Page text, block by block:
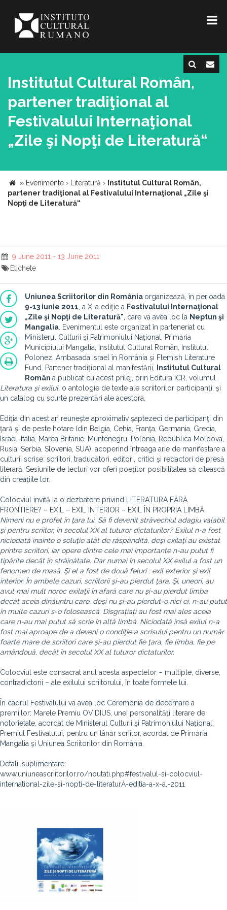
Institutul Cultural Român,
partener tradiţional al
Festivalului Internaţional
„Zile şi Nopţi de Literatură“
» Evenimente › Literatură › Institutul Cultural Român,
partener tradiţional al Festivalului Internaţional „Zile şi
Nopţi de Literatură“
9 June 2011 - 13 June 2011
Etichete
Uniunea Scriitorilor din România organizează, în perioada
9-13 iunie 2011 , a X-a ediţie a Festivalului Internaţional
„Zile şi Nopţi de Literatură" , care va avea loc la Neptun şi
Mangalia . Evenimentul este organizat în parteneriat cu
Ministerul Culturii şi Patrimoniului Naţional, Primăria
Municipiului Mangalia, Institutul Cultural Român, Institutul
Polonez, Ambasada Israel în România şi Flemish Literature
Fund. Partener tradiţional al manifestării,
Institutul Cultural
Român a publicat cu acest prilej, prin Editura ICR, volumul
Literatura şi exilul, o antologie de texte ale scriitorilor participanţi, şi
un catalog cu scurte prezentări ale acestora.
Ediţia din acest an reuneşte aproximativ şaptezeci de participanţi din
ţară şi de peste hotare (din Belgia, Cehia, Franţa, Germania, Grecia,
Israel, Italia, Marea Britanie, Muntenegru, Polonia, Republica Moldova,
Rusia, Serbia, Slovenia, SUA), acoperind întreaga arie de manifestare a
culturii scrise: scriitori, traducători, editori, critici şi redactori de presă
literară. Sesiunile de lecturi vor oferi poeţilor posibilitatea să citească
din creaţiile lor.
Colocviul invită la o dezbatere privind LITERATURA FĂRĂ
FRONTIERE? – EXIL – EXIL INTERIOR – EXIL ÎN PROPRIA LIMBĂ.
Nimeni nu e profet în ţara lui. Să fi devenit străvechiul adagiu valabil
şi pentru scriitor, în secolul XX al tuturor dictaturilor? Exilul n-a fost
niciodată înainte o soluţie atât de răspândită, deşi exilaţi au existat
printre scriitori, iar opere dintre cele mai importante n-au putut fi
tipărite decât în străinătate. Dar numai în secolul XX exilul a fost un
fenomen de masă. Şi el a fost de două feluri : exil exterior şi exil
interior. În ambele cazuri, scriitorii şi-au pierdut ţara. Şi, uneori, au
avut mai mult noroc exilaţii în afară care nu şi-au pierdut limba
decât aceia dinăuntru care, deşi nu şi-au pierdut-o nici ei, n-au putut
în multe cazuri s-o folosească. Disgraţiaţi au fost mai ales aceia
care n-au mai putut să scrie în altă limbă. Niciodată însă exilul n-a
fost mai aproape de a deveni o condiţie a scrisului pentru un număr
foarte mare de scriitori care şi-au pierdut fie ţara, fie limba, fie pe
amândouă, decât în secolul XX al tuturor dictaturilor.
Colocviul este consacrat anul acesta aspectelor – multiple, diverse,
contradictorii – ale exilului scriitorului, în toate formele lui.
În cadrul Festivalului va avea loc Ceremonia de decernare a
premiilor: Marele Premiu OVIDIUS, unei personalităţi literare de
notorietate, acordat de Ministerul Culturii şi Patrimoniului Naţional;
Premiul Festivalului, pentru un tânăr scriitor, acordat de Primăria
Mangalia şi Uniunea Scriitorilor din România.
Detalii suplimentare:
www.uniuneascriitorilor.ro/noutati.php#festivalul-si-colocviul-
international-zile-si-nopti-de-literaturĂ-editia-a-x-a,-2011